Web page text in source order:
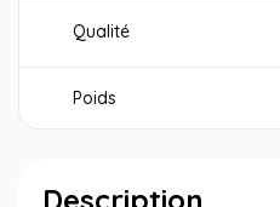
Qualité
Poids
Description